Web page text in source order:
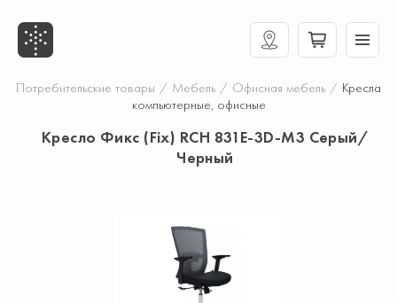
Потребительские товары / Мебель / Офисная мебель / Кресла
компьютерные, офисные
Кресло Фикс (Fix) RCH 831E-3D-M3 Серый/
Черный